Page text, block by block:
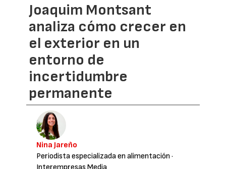
Joaquim Montsant
analiza cómo crecer en
el exterior en un
entorno de
incertidumbre
permanente
Nina Jareño
Periodista especializada en alimentación ·